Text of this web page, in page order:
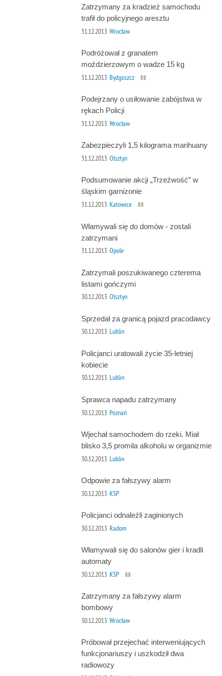
Zatrzymany za kradzież samochodu
trafił do policyjnego aresztu
31.12.2013 Wrocław
Podróżował z granatem
moździerzowym o wadze 15 kg
31.12.2013 Bydgoszcz
Podejrzany o usiłowanie zabójstwa w
rękach Policji
31.12.2013 Wrocław
Zabezpieczyli 1,5 kilograma marihuany
31.12.2013 Olsztyn
Podsumowanie akcji „Trzeźwość” w
śląskim garnizonie
31.12.2013 Katowice
Włamywali się do domów - zostali
zatrzymani
31.12.2013 Opole
Zatrzymali poszukiwanego czterema
listami gończymi
30.12.2013 Olsztyn
Sprzedał za granicą pojazd pracodawcy
30.12.2013 Lublin
Policjanci uratowali życie 35-letniej
kobiecie
30.12.2013 Lublin
Sprawca napadu zatrzymany
30.12.2013 Poznań
Wjechał samochodem do rzeki. Miał
blisko 3,5 promila alkoholu w organizmie
30.12.2013 Lublin
Odpowie za fałszywy alarm
30.12.2013 KSP
Policjanci odnaleźli zaginionych
30.12.2013 Radom
Włamywali się do salonów gier i kradli
automaty
30.12.2013 KSP
Zatrzymany za fałszywy alarm
bombowy
30.12.2013 Wrocław
Próbował przejechać interweniujących
funkcjonariuszy i uszkodził dwa
radiowozy